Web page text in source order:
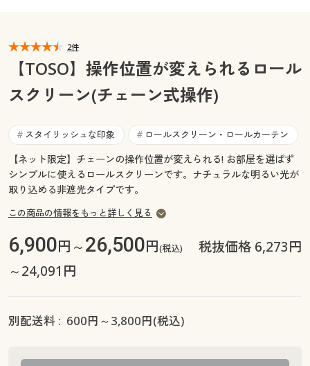
マイページ
閲覧履歴
お気に入り
サポート
よくある質問とお問い合わせ
閲覧履歴
お気に入り
サポート
ご利用ガイド
よくある質問とお問い合わせ
2件
【TOSO】操作位置が変えられるロール
スクリーン(チェーン式操作)
# スタイリッシュな印象 # ロールスクリーン・ロールカーテン
【ネット限定】チェーンの操作位置が変えられる! お部屋を選ばず
シンプルに使えるロールスクリーンです。ナチュラルな明るい光が
取り込める非遮光タイプです。
この商品の情報をもっと詳しく見る
6,900円～26,500円(税込)
税抜価格 6,273円
～24,091円
別配送料 : 600円～3,800円(税込)